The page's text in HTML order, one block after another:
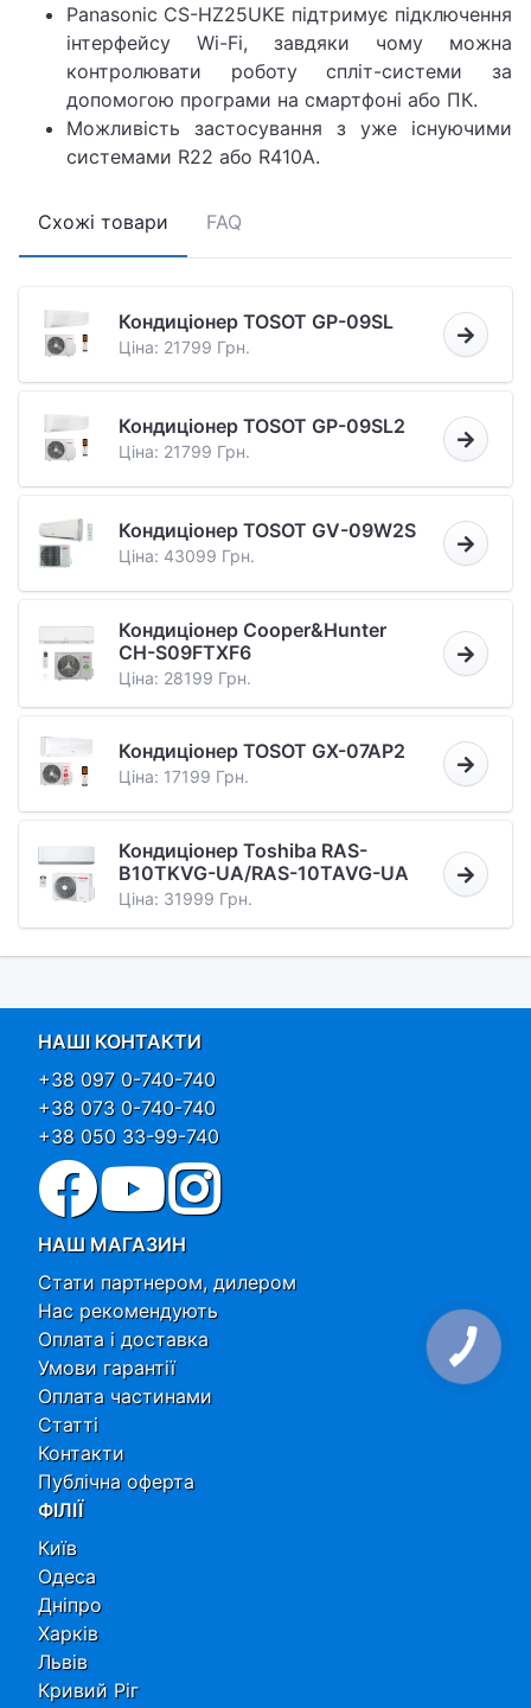
Panasonic CS-HZ25UKE підтримує підключення
інтерфейсу Wi-Fi, завдяки чому можна
контролювати роботу спліт-системи за
допомогою програми на смартфоні або ПК.
Можливість застосування з уже існуючими
системами R22 або R410A.
Схожі товари FAQ
Кондиціонер TOSOT GP-09SL
Ціна: 21799 Грн.
Кондиціонер TOSOT GP-09SL2
Ціна: 21799 Грн.
Кондиціонер TOSOT GV-09W2S
Ціна: 43099 Грн.
Кондиціонер Cooper&Hunter
CH-S09FTXF6
Ціна: 28199 Грн.
Кондиціонер TOSOT GX-07AP2
Ціна: 17199 Грн.
Кондиціонер Toshiba RAS-
B10TKVG-UA/RAS-10TAVG-UA
Ціна: 31999 Грн.
НАШІ КОНТАКТИ
+38 097 0-740-740
+38 073 0-740-740
+38 050 33-99-740
НАШ МАГАЗИН
Стати партнером, дилером
Нас рекомендують
Оплата і доставка
Умови гарантії
Оплата частинами
Статті
Контакти
Публічна оферта
ФІЛІЇ
Київ
Одеса
Дніпро
Харків
Львів
Кривий Ріг